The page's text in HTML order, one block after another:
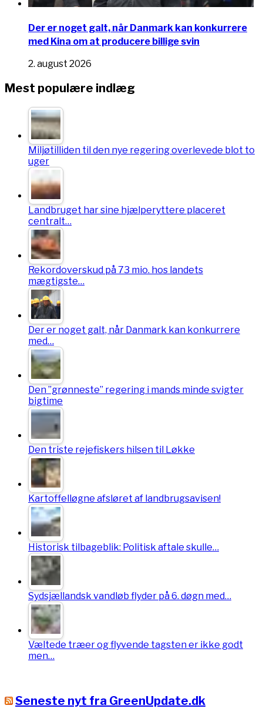
Der er noget galt, når Danmark kan konkurrere
med Kina om at producere billige svin
2. august 2026
Mest populære indlæg
Miljøtilliden til den nye regering overlevede blot to
uger
Landbruget har sine hjælperyttere placeret
centralt…
Rekordoverskud på 73 mio. hos landets
mægtigste…
Der er noget galt, når Danmark kan konkurrere
med…
Den ”grønneste” regering i mands minde svigter
bigtime
Den triste rejefiskers hilsen til Løkke
Kartoffelløgne afsløret af landbrugsavisen!
Historisk tilbageblik: Politisk aftale skulle…
Sydsjællandsk vandløb flyder på 6. døgn med…
Væltede træer og flyvende tagsten er ikke godt
men…
Seneste nyt fra GreenUpdate.dk